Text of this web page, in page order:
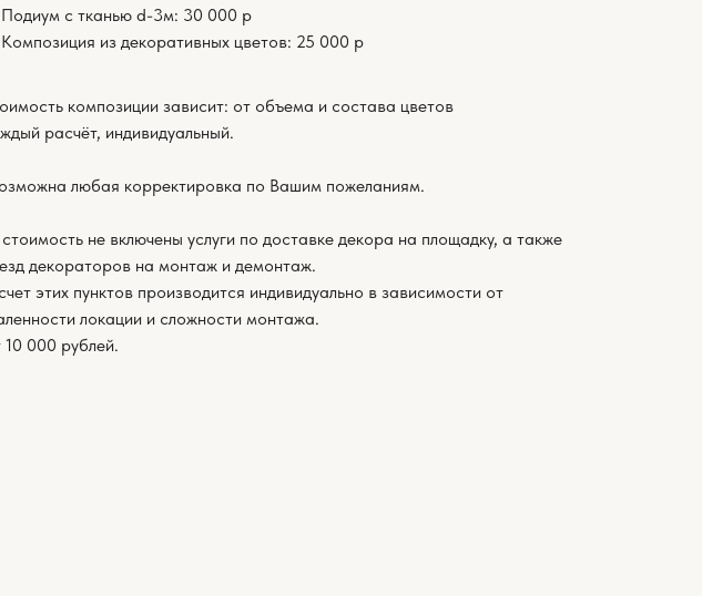
Подиум с тканью d-3м: 30 000 р
Композиция из декоративных цветов: 25 000 р
композиции зависит: от объема и состава цветов
расчёт, индивидуальный.
любая корректировка по Вашим пожеланиям.
не включены услуги по доставке декора на площадку, а также
декораторов на монтаж и демонтаж.
этих пунктов производится индивидуально в зависимости от
локации и сложности монтажа.
000 рублей.